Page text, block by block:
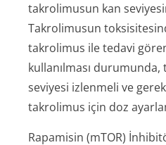
takrolimusun kan
Takrolimusun
takrolimus ile tedavi
kullanılması
seviyesi izlenmeli ve
takrolimus için doz
Rapamisin (mTOR)